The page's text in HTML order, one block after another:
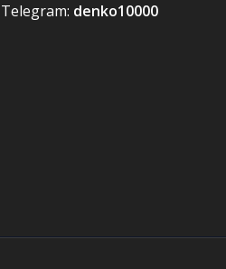
Telegram: denko10000